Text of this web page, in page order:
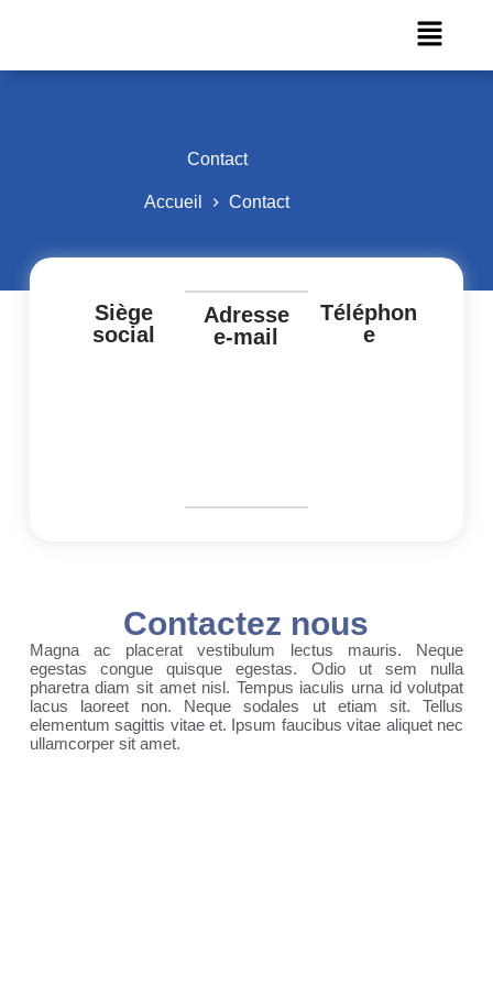
Contact
Accueil Contact
Siège
social
Adresse
e-mail
Téléphon
e
Contactez nous
Magna ac placerat vestibulum lectus mauris. Neque
egestas congue quisque egestas. Odio ut sem nulla
pharetra diam sit amet nisl. Tempus iaculis urna id volutpat
lacus laoreet non. Neque sodales ut etiam sit. Tellus
elementum sagittis vitae et. Ipsum faucibus vitae aliquet nec
ullamcorper sit amet.